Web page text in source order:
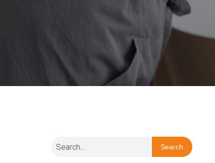
Search